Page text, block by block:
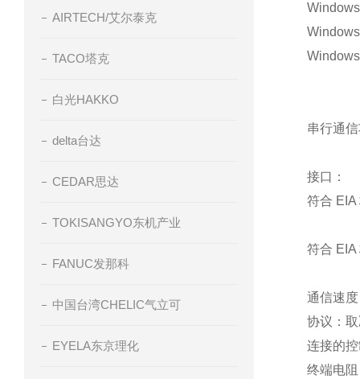
AIRTECH/艾尔泰克
TACO塔克
白光HAKKO
delta台达
CEDAR思达
TOKISANGYO东机产业
FANUC发那科
中国台湾CHELIC气立可
EYELA东京理化
串行通
接口：
符合 EIA
符合 EIA
通信速
协议：
连接的
终端电